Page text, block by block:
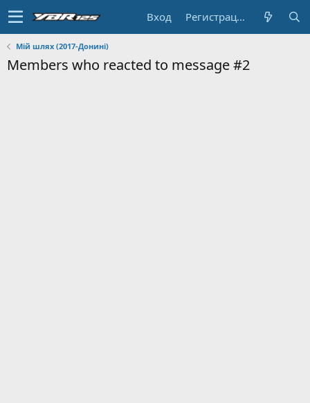
Вход Регистрация
Мій шлях (2017-Донині)
Members who reacted to message #2